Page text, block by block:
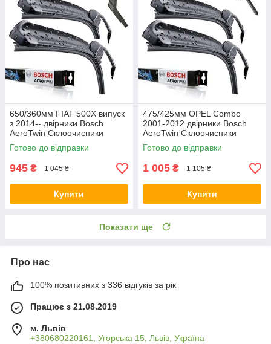
650/360мм FIAT 500X випуск
з 2014-- двірники Bosch
AeroTwin Склоочисники
Готово до відправки
945 ₴ 1 045 ₴
Купити
475/425мм OPEL Combo
2001-2012 двірники Bosch
AeroTwin Склоочисники
Готово до відправки
1 005 ₴ 1 105 ₴
Купити
Показати ще
Про нас
100% позитивних з 336 відгуків за рік
Працює з 21.08.2019
м. Львів
+380680220161, Угорська 15, Львів, Україна